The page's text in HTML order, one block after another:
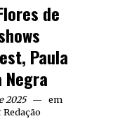
de
Paula
Negra
2025
em
Redação